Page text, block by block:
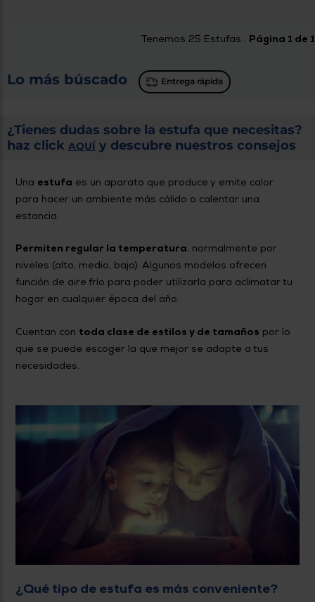
Tenemos 25 Estufas . Página 1 de 1
Lo más búscado Entrega rápida
¿Tienes dudas sobre la estufa que necesitas?
haz click AQUÍ y descubre nuestros consejos
Una estufa es un aparato que produce y emite calor
para hacer un ambiente más cálido o calentar una
estancia.
Permiten regular la temperatura, normalmente por
niveles (alto, medio, bajo). Algunos modelos ofrecen
función de aire frío para poder utilizarla para aclimatar tu
hogar en cualquier época del año.
Cuentan con toda clase de estilos y de tamaños por lo
que se puede escoger la que mejor se adapte a tus
necesidades.
¿Qué tipo de estufa es más conveniente?